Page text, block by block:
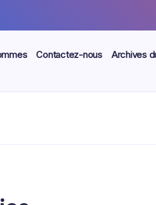
Contactez-nous Archives